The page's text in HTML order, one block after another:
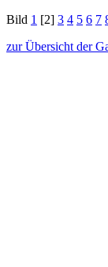
Bild 1 [2] 3 4 5 6 7
zur Übersicht der